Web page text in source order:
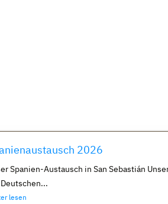
2026
Spanien-Austausch in San Sebastián
lesen